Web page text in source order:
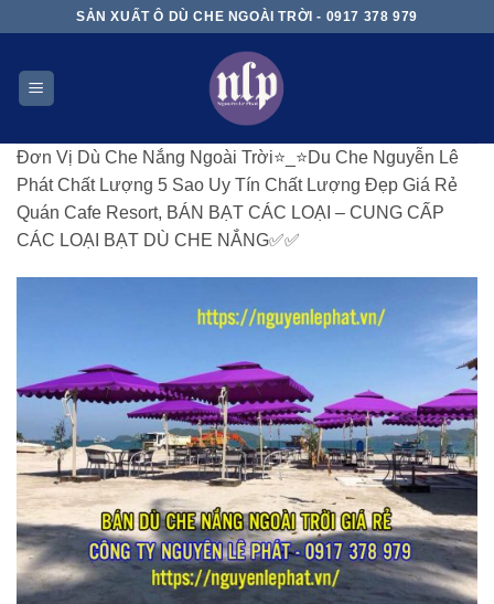
content
SẢN XUẤT Ô DÙ CHE NGOÀI TRỜI - 0917 378 979
Đơn Vị Dù Che Nắng Ngoài Trời⭐️_⭐Du Che Nguyễn Lê
Phát Chất Lượng 5 Sao Uy Tín Chất Lượng Đẹp Giá Rẻ
Quán Cafe Resort, BÁN BẠT CÁC LOẠI – CUNG CẤP
CÁC LOẠI BẠT DÙ CHE NẮNG✅✅